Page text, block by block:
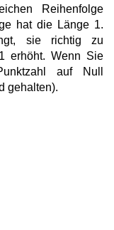
Reihenfolge
hat die Länge 1.
sie richtig zu
erhöht. Wenn Sie
auf Null
gehalten).